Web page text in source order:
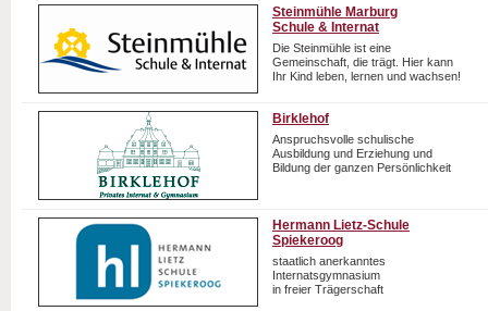
Steinmühle Marburg
Schule & Internat
Die Steinmühle ist eine
Gemeinschaft, die trägt. Hier kann
Ihr Kind leben, lernen und wachsen!
Birklehof
Anspruchsvolle schulische
Ausbildung und Erziehung und
Bildung der ganzen Persönlichkeit
Hermann Lietz-Schule
Spiekeroog
staatlich anerkanntes
Internatsgymnasium
in freier Trägerschaft